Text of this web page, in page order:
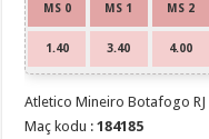
MS 0 MS 1 MS 2
1.40 3.40 4.00
Atletico Mineiro Botafogo RJ
Maç kodu :184185